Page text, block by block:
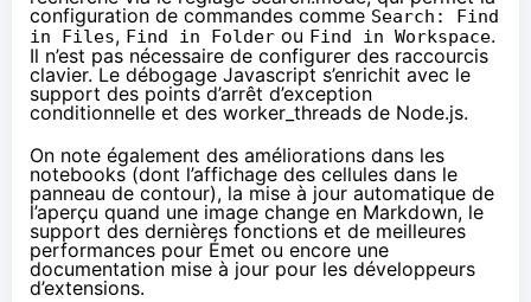
configuration de commandes comme Search: Find
in Files, Find in Folder ou Find in Workspace.
Il n’est pas nécessaire de configurer des raccourcis
clavier. Le débogage Javascript s’enrichit avec le
support des points d’arrêt d’exception
conditionnelle et des worker_threads de Node.js.
On note également des améliorations dans les
notebooks (dont l’affichage des cellules dans le
panneau de contour), la mise à jour automatique de
l’aperçu quand une image change en Markdown, le
support des dernières fonctions et de meilleures
performances pour Émet ou encore une
documentation mise à jour pour les développeurs
d’extensions.